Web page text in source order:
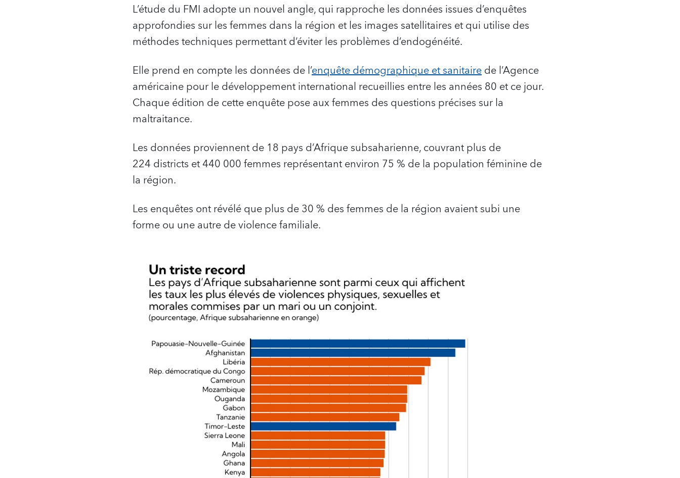
L’étude du FMI adopte un nouvel angle, qui rapproche les données issues d’enquêtes
approfondies sur les femmes dans la région et les images satellitaires et qui utilise des
méthodes techniques permettant d’éviter les problèmes d’endogénéité.
Elle prend en compte les données de l’enquête démographique et sanitairede l’Agence
américaine pour le développement international recueillies entre les années 80 et ce jour.
Chaque édition de cette enquête pose aux femmes des questions précises sur la
maltraitance.
Les données proviennent de 18 pays d’Afrique subsaharienne, couvrant plus de
224 districts et 440 000 femmes représentant environ 75 % de la population féminine de
la région.
Les enquêtes ont révélé que plus de 30 % des femmes de la région avaient subi une
forme ou une autre de violence familiale.